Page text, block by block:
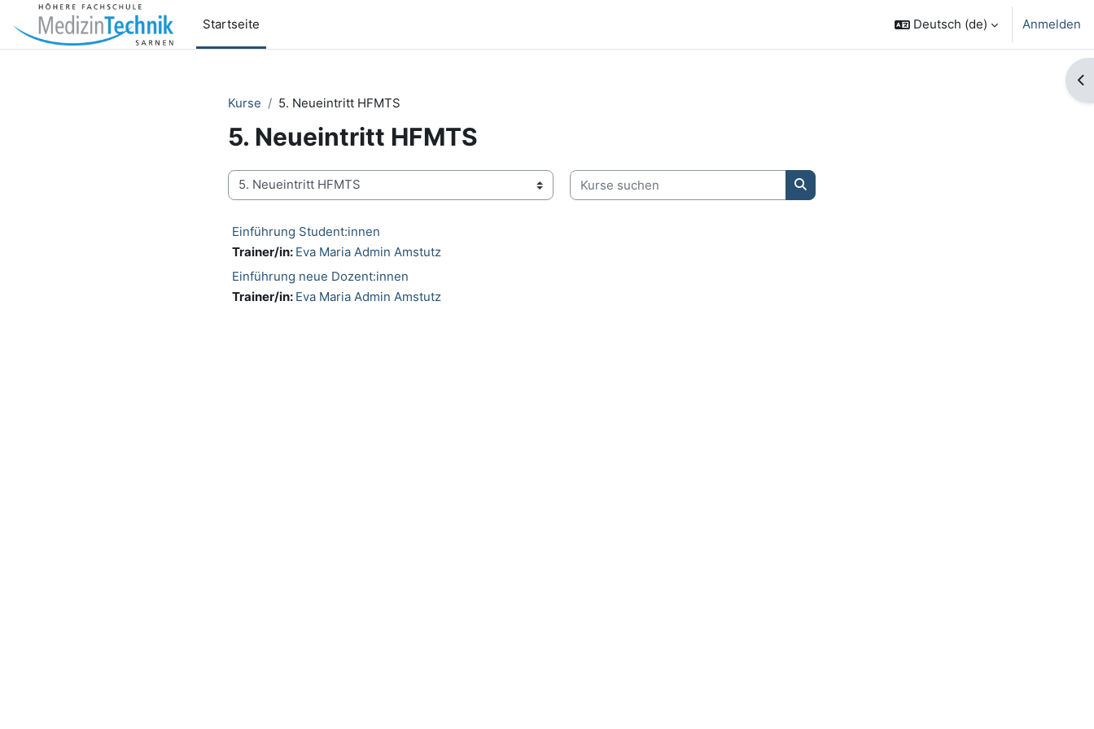
Zum Hauptinhalt
Startseite
Deutsch ‎(de)‎ Anmelden
Kurse
5. Neueintritt HFMTS
5. Neueintritt HFMTS
Kursbereiche
Kurse suchen
Kurse suchen
Einführung Student:innen
Trainer/in: Eva Maria Admin Amstutz
Einführung neue Dozent:innen
Trainer/in: Eva Maria Admin Amstutz